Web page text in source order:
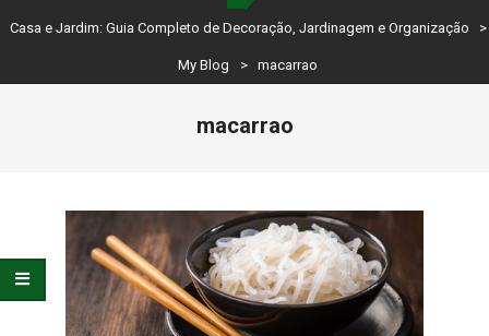
GUIA
COMPLETO
DECORAÇÃO,
ORGANIZAÇÃO
Casa e Jardim: Guia Completo de Decoração, Jardinagem e Organização >
My Blog > macarrao
macarrao